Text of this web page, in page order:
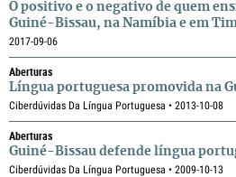
O positivo e o negativo de quem
Guiné-Bissau, na Namíbia e em
2017-09-06
Aberturas
Língua portuguesa promovida na
Ciberdúvidas Da Língua Portuguesa • 2013-10-08
Aberturas
Guiné-Bissau defende língua
Ciberdúvidas Da Língua Portuguesa • 2009-10-13